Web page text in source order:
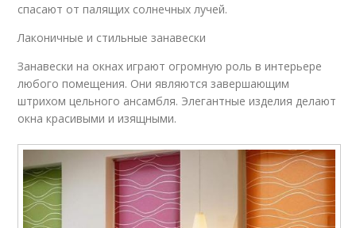
спасают от палящих солнечных лучей.
Лаконичные и стильные занавески
Занавески на окнах играют огромную роль в интерьере
любого помещения. Они являются завершающим
штрихом цельного ансамбля. Элегантные изделия делают
окна красивыми и изящными.